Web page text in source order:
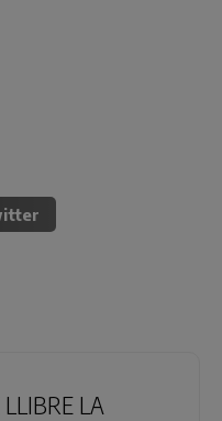
LLIBRE LA